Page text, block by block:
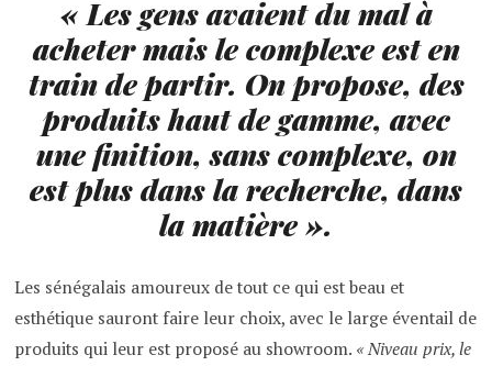
« Les gens avaient du mal à
acheter mais le complexe est en
train de partir. On propose, des
produits haut de gamme, avec
une finition, sans complexe, on
est plus dans la recherche, dans
la matière ».
Les sénégalais amoureux de tout ce qui est beau et
esthétique sauront faire leur choix, avec le large éventail de
produits qui leur est proposé au showroom. « Niveau prix, le